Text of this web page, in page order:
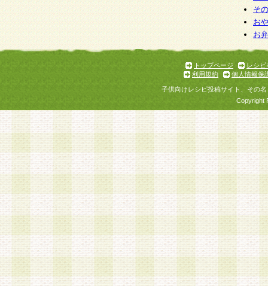
そ
お
お
トップページ
レシピ
利用規約
個人情報保
子供向けレシピ投稿サイト、その
Copyright